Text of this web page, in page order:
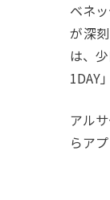
ベネ
が深
は、
1DAY
アル
らア